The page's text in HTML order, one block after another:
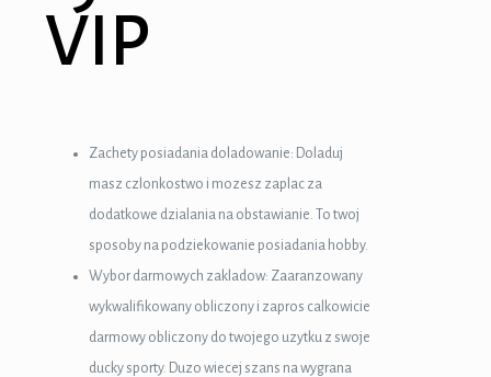
VIP
Zachety posiadania doladowanie: Doladuj
masz czlonkostwo i mozesz zaplac za
dodatkowe dzialania na obstawianie. To twoj
sposoby na podziekowanie posiadania hobby.
Wybor darmowych zakladow: Zaaranzowany
wykwalifikowany obliczony i zapros calkowicie
darmowy obliczony do twojego uzytku z swoje
ducky sporty. Duzo wiecej szans na wygrana